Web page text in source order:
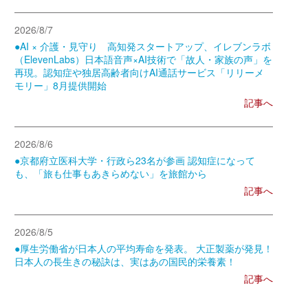
2026/8/7
●AI × 介護・見守り 高知発スタートアップ、イレブンラボ
（ElevenLabs）日本語音声×AI技術で「故人・家族の声」を
再現。認知症や独居高齢者向けAI通話サービス「リリーメ
モリー」8月提供開始
記事へ
2026/8/6
●京都府立医科大学・行政ら23名が参画 認知症になって
も、「旅も仕事もあきらめない」を旅館から
記事へ
2026/8/5
●厚生労働省が日本人の平均寿命を発表。 大正製薬が発見！
日本人の長生きの秘訣は、実はあの国民的栄養素！
記事へ